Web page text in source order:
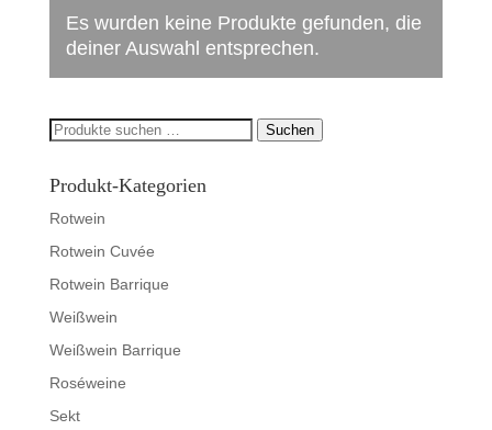
Es wurden keine Produkte gefunden, die
deiner Auswahl entsprechen.
Suchen
Suchen
Produkt-Kategorien
Rotwein
Rotwein Cuvée
Rotwein Barrique
Weißwein
Weißwein Barrique
Roséweine
Sekt